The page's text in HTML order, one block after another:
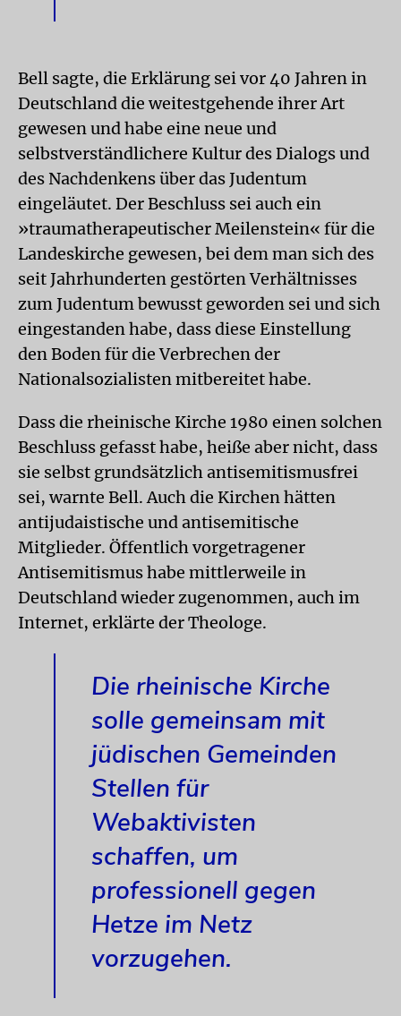
Bell sagte, die Erklärung sei vor 40 Jahren in
Deutschland die weitestgehende ihrer Art
gewesen und habe eine neue und
selbstverständlichere Kultur des Dialogs und
des Nachdenkens über das Judentum
eingeläutet. Der Beschluss sei auch ein
»traumatherapeutischer Meilenstein« für die
Landeskirche gewesen, bei dem man sich des
seit Jahrhunderten gestörten Verhältnisses
zum Judentum bewusst geworden sei und sich
eingestanden habe, dass diese Einstellung
den Boden für die Verbrechen der
Nationalsozialisten mitbereitet habe.
Dass die rheinische Kirche 1980 einen solchen
Beschluss gefasst habe, heiße aber nicht, dass
sie selbst grundsätzlich antisemitismusfrei
sei, warnte Bell. Auch die Kirchen hätten
antijudaistische und antisemitische
Mitglieder. Öffentlich vorgetragener
Antisemitismus habe mittlerweile in
Deutschland wieder zugenommen, auch im
Internet, erklärte der Theologe.
Die rheinische Kirche
solle gemeinsam mit
jüdischen Gemeinden
Stellen für
Webaktivisten
schaffen, um
professionell gegen
Hetze im Netz
vorzugehen.